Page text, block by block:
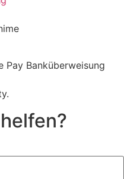
Pay Banküberweisung